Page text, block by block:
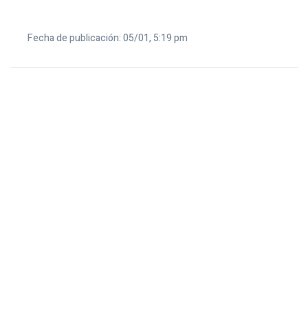
Fecha de publicación: 05/01, 5:19 pm